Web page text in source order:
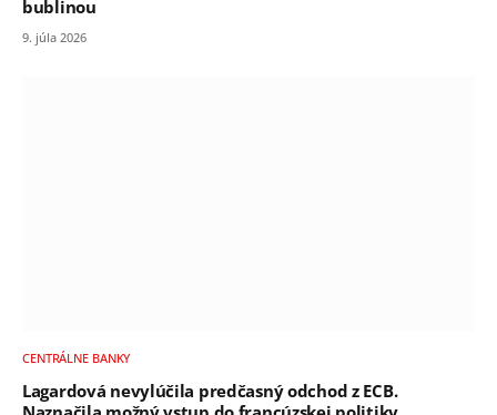
bublinou
9. júla 2026
CENTRÁLNE BANKY
Lagardová nevylúčila predčasný odchod z ECB.